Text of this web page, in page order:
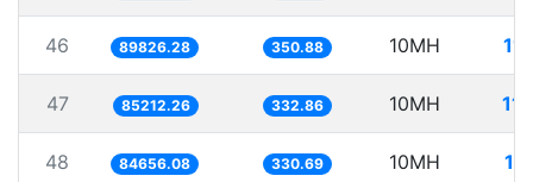
46 89826.28 350.88 10MH
47 85212.26 332.86 10MH
48 84656.08 330.69 10MH